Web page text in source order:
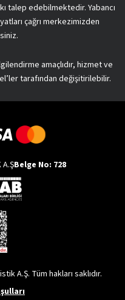
talep edebilmektedir. Yabancı
çağrı merkezimizden
amaçlıdır, hizmet ve
tarafından değişitirilebilir.
Belge No: 728
A.Ş. Tüm hakları saklıdır.